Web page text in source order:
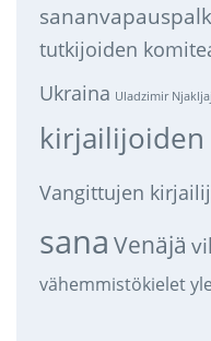
tutkijoiden
Ukraina Uladzimir
Vangittujen
sana Venäjä
vähemmistökielet